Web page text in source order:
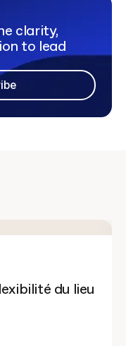
clarity,
to lead
du lieu